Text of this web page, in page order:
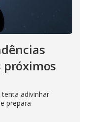
próximos
adivinhar
prepara